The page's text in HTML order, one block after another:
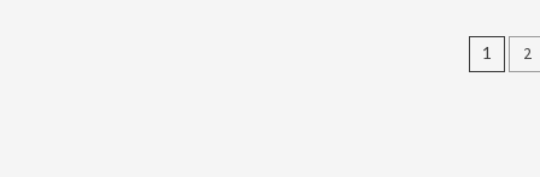
1 2
Indonesia dengan
Super-ONE pada ajang